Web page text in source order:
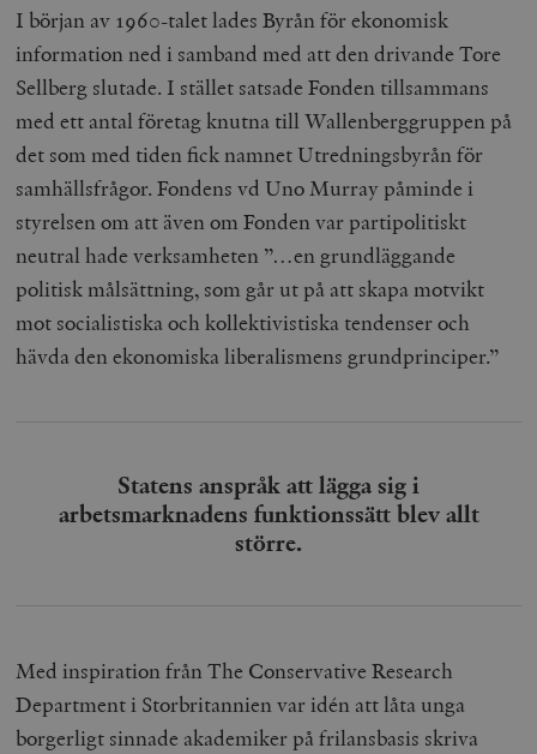
I början av 1960-talet lades Byrån för ekonomisk
information ned i samband med att den drivande Tore
Sellberg slutade. I stället satsade Fonden tillsammans
med ett antal företag knutna till Wallenberggruppen på
det som med tiden fick namnet Utredningsbyrån för
samhällsfrågor. Fondens vd Uno Murray påminde i
styrelsen om att även om Fonden var partipolitiskt
neutral hade verksamheten ”…en grundläggande
politisk målsättning, som går ut på att skapa motvikt
mot socialistiska och kollektivistiska tendenser och
hävda den ekonomiska liberalismens grundprinciper.”
Statens anspråk att lägga sig i
arbetsmarknadens funktionssätt blev allt
större.
Med inspiration från The Conservative Research
Department i Storbritannien var idén att låta unga
borgerligt sinnade akademiker på frilansbasis skriva